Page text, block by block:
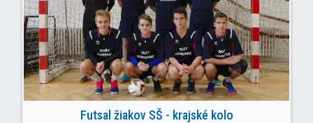
Futsal žiakov SŠ - krajské kolo